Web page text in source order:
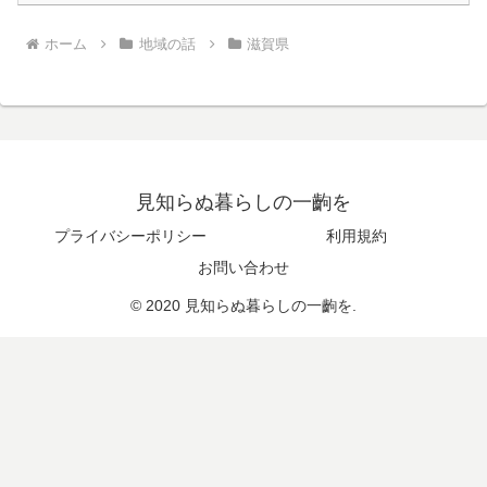
ホーム 地域の話 滋賀県
見知らぬ暮らしの一齣を
プライバシーポリシー
利用規約
お問い合わせ
© 2020 見知らぬ暮らしの一齣を.